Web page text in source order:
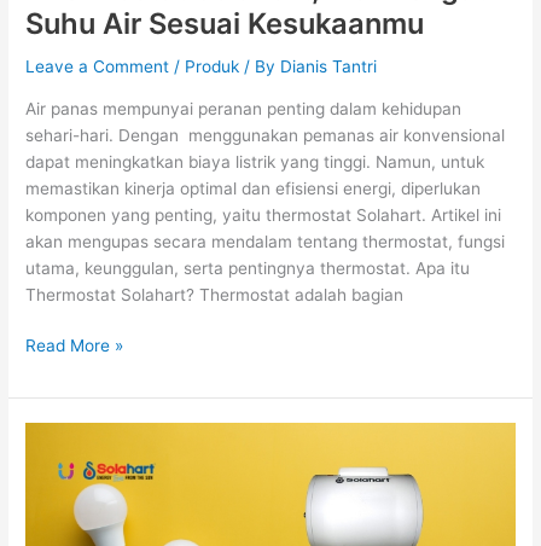
Suhu Air Sesuai Kesukaanmu
Leave a Comment / Produk / By Dianis Tantri
Air panas mempunyai peranan penting dalam kehidupan
sehari-hari. Dengan menggunakan pemanas air konvensional
dapat meningkatkan biaya listrik yang tinggi. Namun, untuk
memastikan kinerja optimal dan efisiensi energi, diperlukan
komponen yang penting, yaitu thermostat Solahart. Artikel ini
akan mengupas secara mendalam tentang thermostat, fungsi
utama, keunggulan, serta pentingnya thermostat. Apa itu
Thermostat Solahart? Thermostat adalah bagian
Read More »
Mandi
Khawatir